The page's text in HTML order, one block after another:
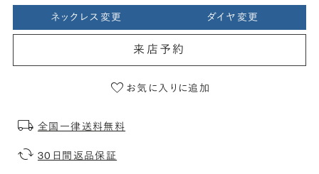
ネックレス変更 ダイヤ変更
来店予約
お気に入りに追加
全国一律送料無料
30日間返品保証